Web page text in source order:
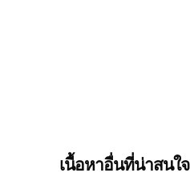
เนื้อหาอื่นที่น่าสนใจ